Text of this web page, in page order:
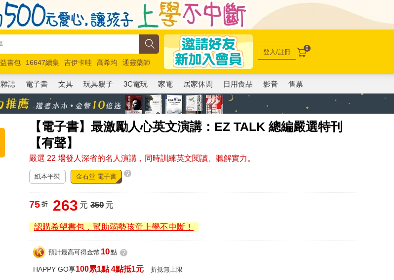
書包 16647續集 吉伊卡哇 高希均
通靈藥師
克 玩具總動員5 超慢跑
登入/註冊 0
雜誌 電子書 文具 玩具親子 3C電玩 家電 居家休閒 日用食品 影音 售票
【電子書】最激勵人心英文演講：EZ TALK 總編嚴選特刊
【有聲】
嚴選 22 場發人深省的名人演講，同時訓練英文閱讀、聽解實力。
紙本平裝 金石堂 電子書 ?
75 折 263 元 350元
認購希望書包，幫助弱勢孩童上學不中斷！
預計最高可得金幣 10點 ?
HAPPY GO享100累1點 4點抵1元 折抵無上限